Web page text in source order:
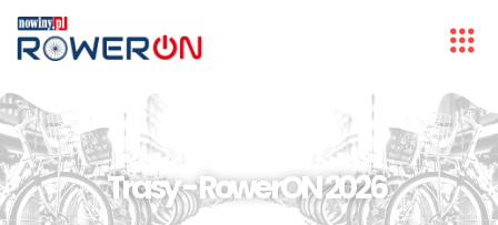
Trasy - RowerON 2026